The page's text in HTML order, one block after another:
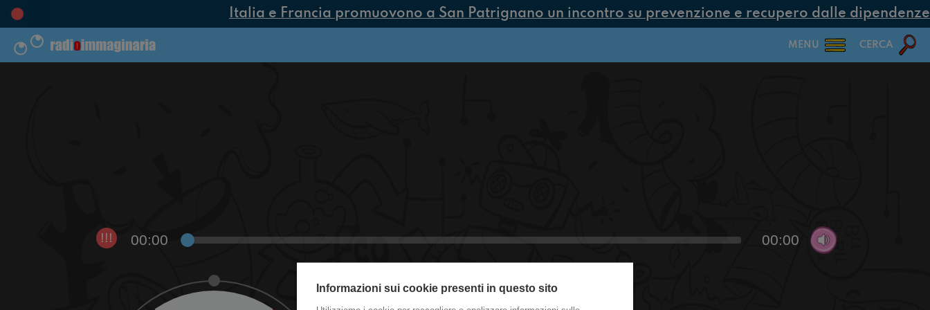
Italia e Francia promuovono a San Patrignano un incontro su prevenzione e recupero dalle dipendenze
MENU CERCA
!!! 00:00 00:00
Informazioni sui cookie presenti in questo sito